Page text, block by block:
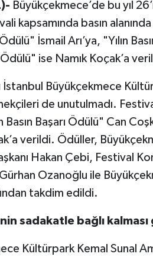
Büyükçekmece’de bu yıl
kapsamında basın
İsmail Arı’ya, "Yılın
Ödülü" ise Namık Koçak’a
İstanbul Büyükçekmece
de unutulmadı.
Basın Başarı Ödülü" Can
verildi. Ödüller,
Hakan Çebi, Festival
Ozanoğlu ile
takdim edildi.
sadakatle bağlı
Kültürpark Kemal Sunal